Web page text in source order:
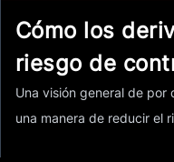
Cómo los
riesgo de
Una visión general de
una manera de reducir el